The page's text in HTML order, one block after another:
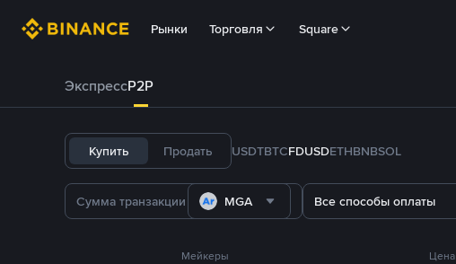
Рынки Торговля Square
ЭкспрессP2P
Купить Продать USDTBTCFDUSDETHBNBSOL
MGA Все способы оплаты
Мейкеры Цена